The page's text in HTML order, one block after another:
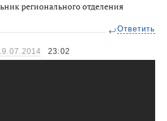
регионального отделения
Ответить
23:02